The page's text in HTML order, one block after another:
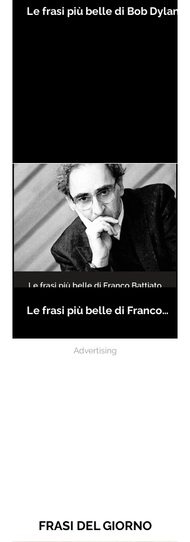
Le frasi più belle di Bob Dylan
Le frasi più belle di Franco
Advertising
FRASI DEL GIORNO